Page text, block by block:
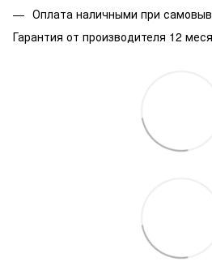
Оплата наличными при
Гарантия от производителя 12